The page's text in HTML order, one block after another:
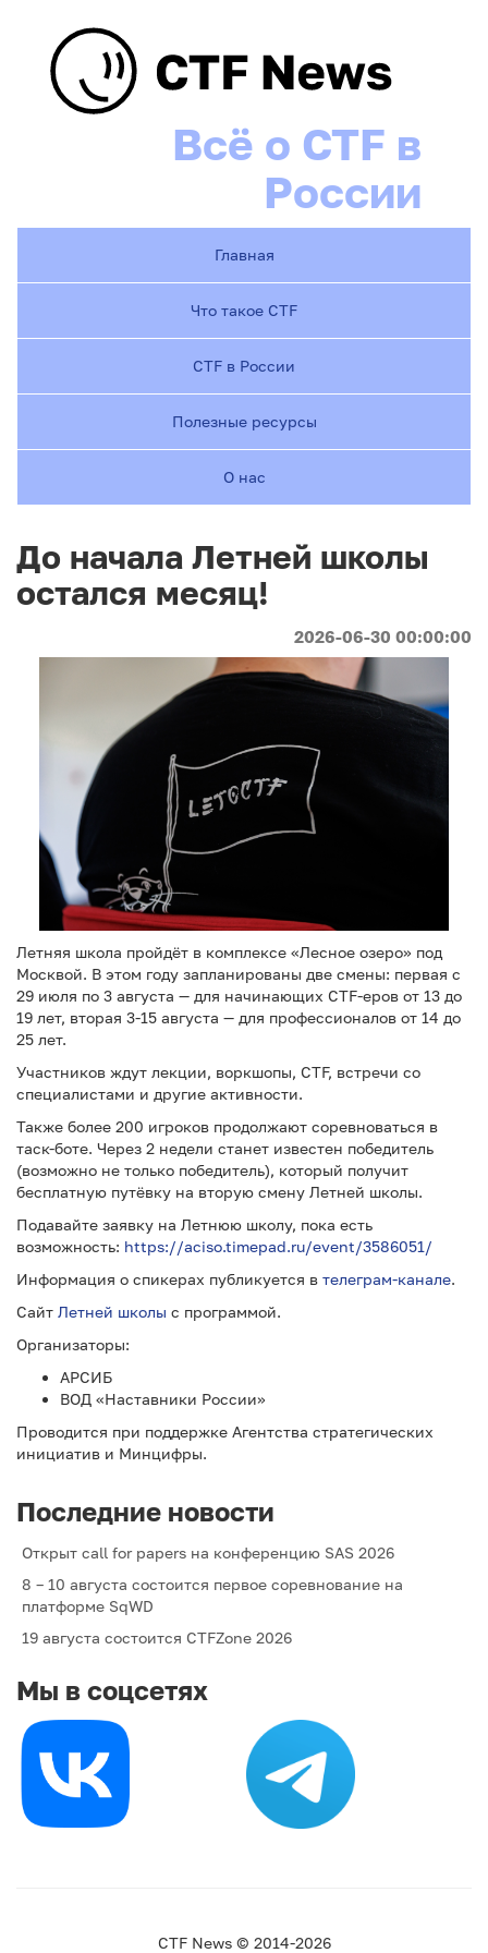
Всё о CTF в
России
Главная
Что такое CTF
CTF в России
Полезные ресурсы
О нас
До начала Летней школы
остался месяц!
2026-06-30 00:00:00
Летняя школа пройдёт в комплексе «Лесное озеро» под
Москвой. В этом году запланированы две смены: первая с
29 июля по 3 августа — для начинающих CTF-еров от 13 до
19 лет, вторая 3-15 августа — для профессионалов от 14 до
25 лет.
Участников ждут лекции, воркшопы, CTF, встречи со
специалистами и другие активности.
Также более 200 игроков продолжают соревноваться в
таск-боте. Через 2 недели станет известен победитель
(возможно не только победитель), который получит
бесплатную путёвку на вторую смену Летней школы.
Подавайте заявку на Летнюю школу, пока есть
возможность: https://aciso.timepad.ru/event/3586051/
Информация о спикерах публикуется в телеграм-канале.
Сайт Летней школы с программой.
Организаторы:
АРСИБ
ВОД «Наставники России»
Проводится при поддержке Агентства стратегических
инициатив и Минцифры.
Последние новости
Открыт call for papers на конференцию SAS 2026
8 – 10 августа состоится первое соревнование на
платформе SqWD
19 августа состоится CTFZone 2026
Мы в соцсетях
CTF News © 2014-2026